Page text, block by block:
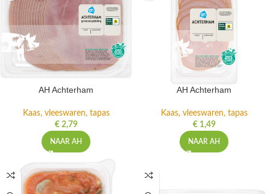
AH Achterham
Kaas, vleeswaren, tapas
€2,79
NAAR AH
AH Achterham
Kaas, vleeswaren, tapas
€1,49
NAAR AH